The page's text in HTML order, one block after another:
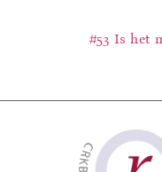
#53 Is het